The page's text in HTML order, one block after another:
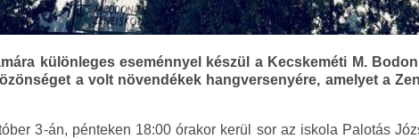
különleges eseménnyel készül a Kecskeméti M.
a volt növendékek hangversenyére, amelyet a
3-án, pénteken 18:00 órakor kerül sor az iskola Palotás